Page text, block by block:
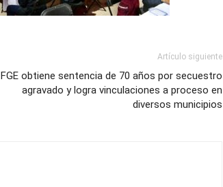
Artículo siguiente
FGE obtiene sentencia de 70 años por secuestro
agravado y logra vinculaciones a proceso en
diversos municipios